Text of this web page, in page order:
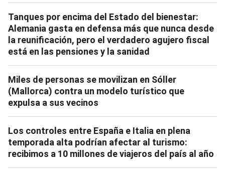
Tanques por encima del Estado del bienestar:
Alemania gasta en defensa más que nunca desde
la reunificación, pero el verdadero agujero fiscal
está en las pensiones y la sanidad
Miles de personas se movilizan en Sóller
(Mallorca) contra un modelo turístico que
expulsa a sus vecinos
Los controles entre España e Italia en plena
temporada alta podrían afectar al turismo:
recibimos a 10 millones de viajeros del país al año